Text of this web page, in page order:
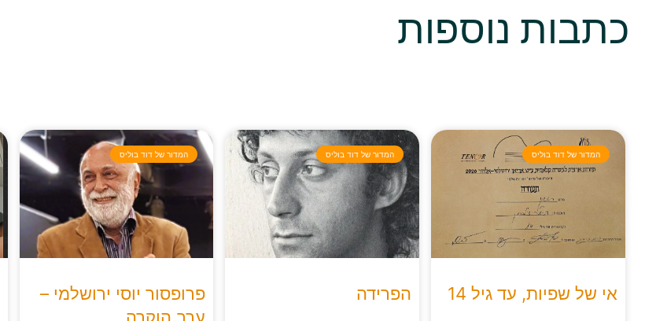
כתבות נוספות
המדור של דוד בוליס
אי של שפיות, עד גיל 14
המדור של דוד בוליס
הפרידה
המדור של דוד בוליס
פרופסור יוסי ירושלמי –